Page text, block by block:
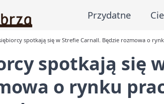
Przydatne
spotkają się w Strefie Carnall. Będzie rozmowa o
spotkają się
o rynku